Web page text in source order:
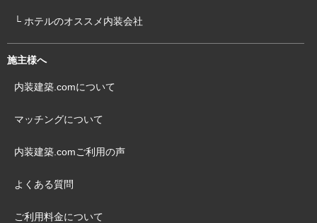
└ ホテルのオススメ内装会社
施主様へ
内装建築.comについて
マッチングについて
内装建築.comご利用の声
よくある質問
ご利用料金について